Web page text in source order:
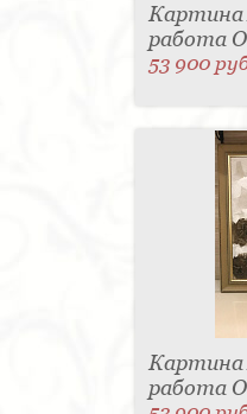
Картина
работа
53 900
Картина
работа